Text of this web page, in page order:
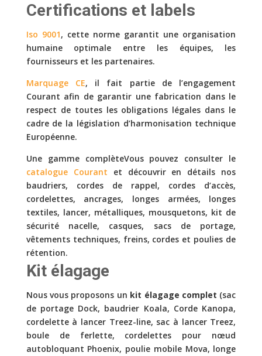
Certifications et labels
Iso 9001, cette norme garantit une organisation
humaine optimale entre les équipes, les
fournisseurs et les partenaires.
Marquage CE, il fait partie de l’engagement
Courant afin de garantir une fabrication dans le
respect de toutes les obligations légales dans le
cadre de la législation d’harmonisation technique
Européenne.
Une gamme complèteVous pouvez consulter le
catalogue Courant et découvrir en détails nos
baudriers, cordes de rappel, cordes d’accès,
cordelettes, ancrages, longes armées, longes
textiles, lancer, métalliques, mousquetons, kit de
sécurité nacelle, casques, sacs de portage,
vêtements techniques, freins, cordes et poulies de
rétention.
Kit élagage
Nous vous proposons un kit élagage complet (sac
de portage Dock, baudrier Koala, Corde Kanopa,
cordelette à lancer Treez-line, sac à lancer Treez,
boule de ferlette, cordelettes pour nœud
autobloquant Phoenix, poulie mobile Mova, longe